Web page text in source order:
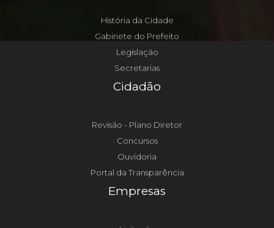
História da Cidade
Gabinete do Prefeito
Legislação
Secretarias
Cidadão
Revisão - Plano Diretor
Concursos
Ouvidoria
Portal da Transparência
Empresas